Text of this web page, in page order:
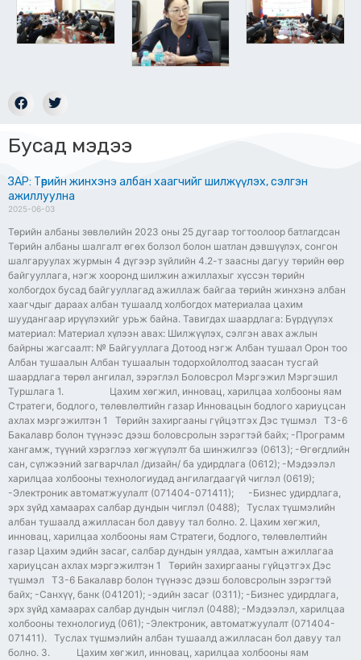
Бусад мэдээ
ЗАР: Төрийн жинхэнэ албан хаагчийг шилжүүлэх, сэлгэн
ажиллуулна
2025-06-03
Төрийн албаны зөвлөлийн 2023 оны 25 дугаар тогтоолоор батлагдсан
Төрийн албаны шалгалт өгөх болзол болон шатлан дэвшүүлэх, сонгон
шалгаруулах журмын 4 дүгээр зүйлийн 4.2-т заасны дагуу төрийн өөр
байгууллага, нэгж хооронд шилжин ажиллахыг хүссэн төрийн
холбогдох бусад байгууллагад ажиллаж байгаа төрийн жинхэнэ албан
хаагчдыг дараах албан тушаалд холбогдох материалаа цахим
шуудангаар ирүүлэхийг урьж байна. Тавигдах шаардлага: Бүрдүүлэх
материал: Материал хүлээн авах: Шилжүүлэх, сэлгэн авах ажлын
байрны жагсаалт: № Байгууллага Дотоод нэгж Албан тушаал Орон тоо
Албан тушаалын Албан тушаалын тодорхойлолтод заасан тусгай
шаардлага төрөл ангилал, зэрэглэл Боловсрол Мэргэжил Мэргэшил
Туршлага 1. Цахим хөгжил, инновац, харилцаа холбооны яам
Стратеги, бодлого, төлөвлөлтийн газар Инновацын бодлого хариуцсан
ахлах мэргэжилтэн 1 Төрийн захиргааны гүйцэтгэх Дэс түшмэл ТЗ-6
Бакалавр болон түүнээс дээш боловсролын зэрэгтэй байх; -Программ
хангамж, түүний хэрэглээ хөгжүүлэлт ба шинжилгээ (0613); -Өгөгдлийн
сан, сүлжээний загварчлал /дизайн/ ба удирдлага (0612); -Мэдээлэл
харилцаа холбооны технологиудад ангилагдаагүй чиглэл (0619);
-Электроник автоматжуулалт (071404-071411); -Бизнес удирдлага,
эрх зүйд хамаарах салбар дундын чиглэл (0488); Туслах түшмэлийн
албан тушаалд ажилласан бол давуу тал болно. 2. Цахим хөгжил,
инновац, харилцаа холбооны яам Стратеги, бодлого, төлөвлөлтийн
газар Цахим эдийн засаг, салбар дундын уялдаа, хамтын ажиллагаа
хариуцсан ахлах мэргэжилтэн 1 Төрийн захиргааны гүйцэтгэх Дэс
түшмэл ТЗ-6 Бакалавр болон түүнээс дээш боловсролын зэрэгтэй
байх; -Санхүү, банк (041201); -эдийн засаг (0311); -Бизнес удирдлага,
эрх зүйд хамаарах салбар дундын чиглэл (0488); -Мэдээлэл, харилцаа
холбооны технологиуд (061); -Электроник, автоматжуулалт (071404-
071411). Туслах түшмэлийн албан тушаалд ажилласан бол давуу тал
болно. 3. Цахим хөгжил, инновац, харилцаа холбооны яам